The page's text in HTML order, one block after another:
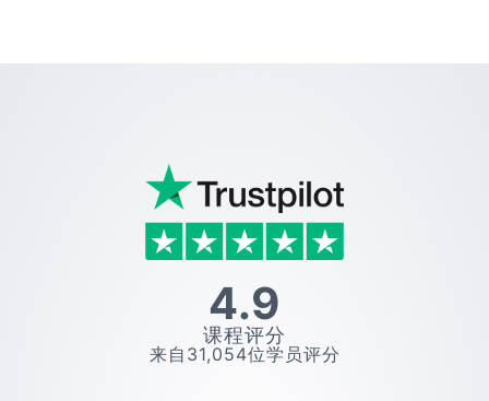
4.9
课程评分
来自 31,054位学员评分